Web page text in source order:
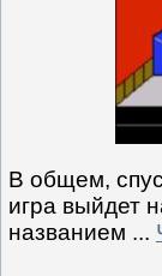
В общем,
игра выйдет
названием ...